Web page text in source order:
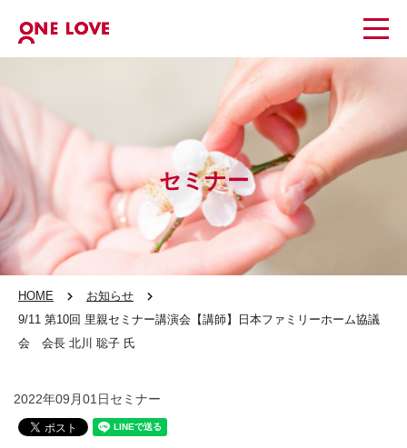
セミナー
HOME
お知らせ
9/11 第10回 里親セミナー講演会【講師】日本ファミリーホーム協議
会 会長 北川 聡子 氏
2022年09月01日セミナー